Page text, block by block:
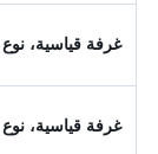
غرفة قياسية،
غرفة قياسية،